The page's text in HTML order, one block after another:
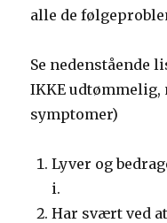
alle de
Se nedenstående
IKKE udtømmelig,
symptomer)
Lyver og
i.
Har svært ved